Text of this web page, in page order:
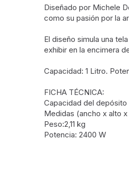
Diseñado por Michele
como su pasión por la
El diseño simula una
exhibir en la encimera
Capacidad: 1 Litro.
FICHA TÉCNICA:
Capacidad del depósito
Medidas (ancho x alto
Peso:2,11 kg
Potencia: 2400 W